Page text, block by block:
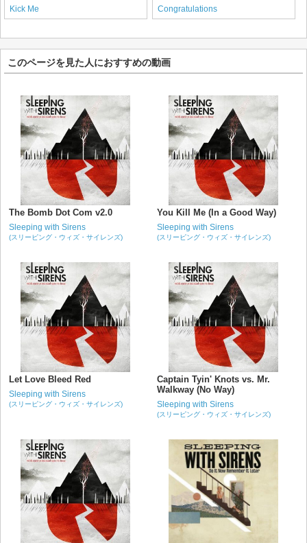
Kick Me Congratulations
このページを見た人におすすめの動画
The Bomb Dot Com v2.0
Sleeping with Sirens
(スリーピング・ウィズ・サイレンズ)
You Kill Me (In a Good Way)
Sleeping with Sirens
(スリーピング・ウィズ・サイレンズ)
Let Love Bleed Red
Sleeping with Sirens
(スリーピング・ウィズ・サイレンズ)
Captain Tyin' Knots vs. Mr.
Walkway (No Way)
Sleeping with Sirens
(スリーピング・ウィズ・サイレンズ)